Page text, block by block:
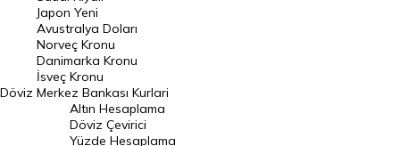
Avustralya Doları
Danimarka Kronu Kuru
Kanada Doları Kuru
Norveç Kronu Kuru
İsveç Kronu Kuru
Döviz
Japon Yeni
Avustralya Doları
Norveç Kronu
Danimarka Kronu
İsveç Kronu
Merkez Bankası Kurlari
Altın Hesaplama
Döviz Çevirici
Yüzde Hesaplama